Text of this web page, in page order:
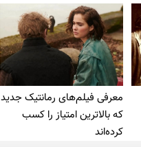
معرفی فیلم‌های رمانتیک جدید
که بالاترین امتیاز را کسب
کرده‌اند